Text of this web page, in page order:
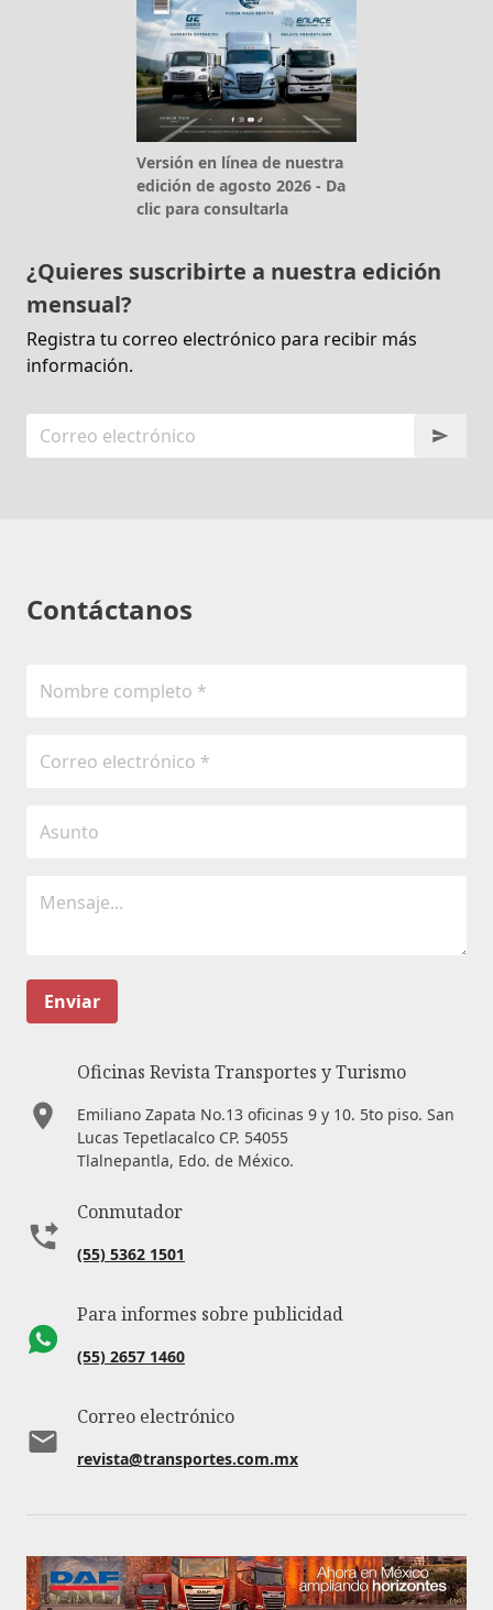
Versión en línea de nuestra
edición de agosto 2026 - Da
clic para consultarla
¿Quieres suscribirte a nuestra edición
mensual?
Registra tu correo electrónico para recibir más
información.
Contáctanos
Enviar
Oficinas Revista Transportes y Turismo
Emiliano Zapata No.13 oficinas 9 y 10. 5to piso. San
Lucas Tepetlacalco CP. 54055
Tlalnepantla, Edo. de México.
Conmutador
(55) 5362 1501
Para informes sobre publicidad
(55) 2657 1460
Correo electrónico
revista@transportes.com.mx
Ligas de interés: